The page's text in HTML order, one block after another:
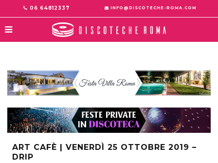
06 64812337 INFO@DISCOTECHE-ROMA.COM
ART CAFÈ | VENERDÌ 25 OTTOBRE 2019 –
DRIP